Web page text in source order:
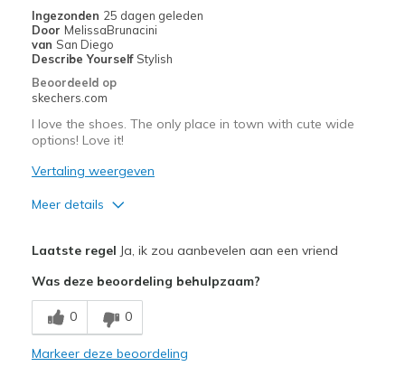
Travel
Width
Sizing
View On Shoes
I'm Into Shoes
Ingezonden 25 dagen geleden
Door MelissaBrunacini
van San Diego
Describe Yourself Stylish
Beoordeeld op
skechers.com
I love the shoes. The only place in town with cute wide
options! Love it!
Vertaling weergeven
Meer details
Breathe Well
Comfortable
Laatste regel Ja, ik zou aanbevelen aan een vriend
Was deze beoordeling behulpzaam?
0 0
Markeer deze beoordeling